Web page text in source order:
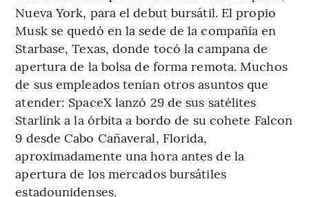
Nueva York, para el debut bursátil. El propio
Musk se quedó en la sede de la compañía en
Starbase, Texas, donde tocó la campana de
apertura de la bolsa de forma remota. Muchos
de sus empleados tenían otros asuntos que
atender: SpaceX lanzó 29 de sus satélites
Starlink a la órbita a bordo de su cohete Falcon
9 desde Cabo Cañaveral, Florida,
aproximadamente una hora antes de la
apertura de los mercados bursátiles
estadounidenses.